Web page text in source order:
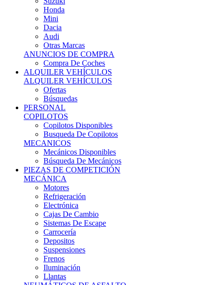
Honda
Mini
Dacia
Audi
Otras Marcas
ANUNCIOS DE COMPRA
Compra De Coches
ALQUILER VEHÍCULOS
ALQUILER VEHÍCULOS
Ofertas
Búsquedas
PERSONAL
COPILOTOS
Copilotos Disponibles
Busqueda De Copilotos
MECANICOS
Mecánicos Disponibles
Búsqueda De Mecánicos
PIEZAS DE COMPETICIÓN
MECÁNICA
Motores
Refrigeración
Electrónica
Cajas De Cambio
Sistemas De Escape
Carrocería
Depositos
Suspensiones
Frenos
Iluminación
Llantas